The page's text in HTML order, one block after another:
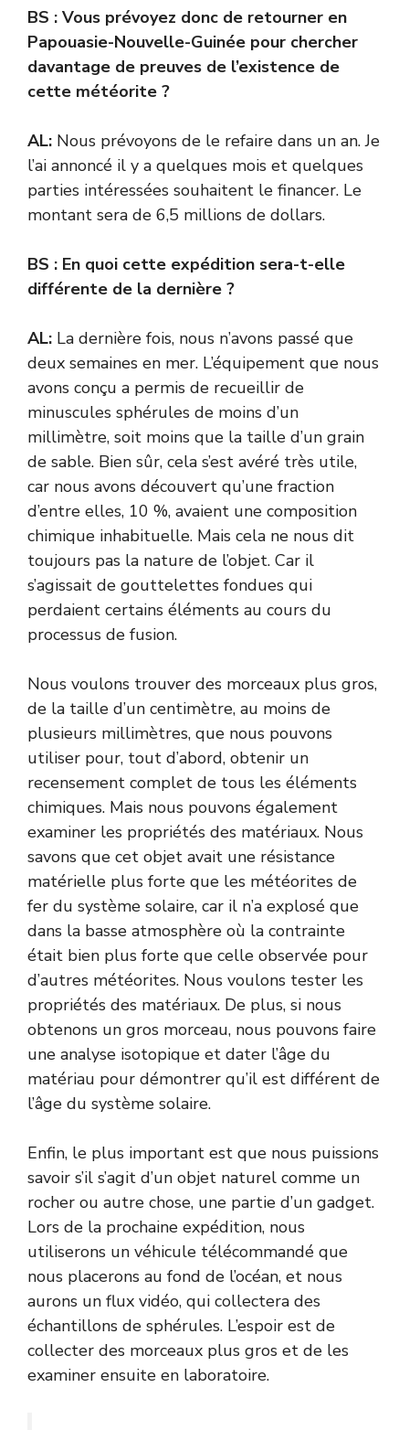
BS : Vous prévoyez donc de retourner en
Papouasie-Nouvelle-Guinée pour chercher
davantage de preuves de l’existence de
cette météorite ?
AL: Nous prévoyons de le refaire dans un an. Je
l’ai annoncé il y a quelques mois et quelques
parties intéressées souhaitent le financer. Le
montant sera de 6,5 millions de dollars.
BS : En quoi cette expédition sera-t-elle
différente de la dernière ?
AL: La dernière fois, nous n’avons passé que
deux semaines en mer. L’équipement que nous
avons conçu a permis de recueillir de
minuscules sphérules de moins d’un
millimètre, soit moins que la taille d’un grain
de sable. Bien sûr, cela s’est avéré très utile,
car nous avons découvert qu’une fraction
d’entre elles, 10 %, avaient une composition
chimique inhabituelle. Mais cela ne nous dit
toujours pas la nature de l’objet. Car il
s’agissait de gouttelettes fondues qui
perdaient certains éléments au cours du
processus de fusion.
Nous voulons trouver des morceaux plus gros,
de la taille d’un centimètre, au moins de
plusieurs millimètres, que nous pouvons
utiliser pour, tout d’abord, obtenir un
recensement complet de tous les éléments
chimiques. Mais nous pouvons également
examiner les propriétés des matériaux. Nous
savons que cet objet avait une résistance
matérielle plus forte que les météorites de
fer du système solaire, car il n’a explosé que
dans la basse atmosphère où la contrainte
était bien plus forte que celle observée pour
d’autres météorites. Nous voulons tester les
propriétés des matériaux. De plus, si nous
obtenons un gros morceau, nous pouvons faire
une analyse isotopique et dater l’âge du
matériau pour démontrer qu’il est différent de
l’âge du système solaire.
Enfin, le plus important est que nous puissions
savoir s’il s’agit d’un objet naturel comme un
rocher ou autre chose, une partie d’un gadget.
Lors de la prochaine expédition, nous
utiliserons un véhicule télécommandé que
nous placerons au fond de l’océan, et nous
aurons un flux vidéo, qui collectera des
échantillons de sphérules. L’espoir est de
collecter des morceaux plus gros et de les
examiner ensuite en laboratoire.